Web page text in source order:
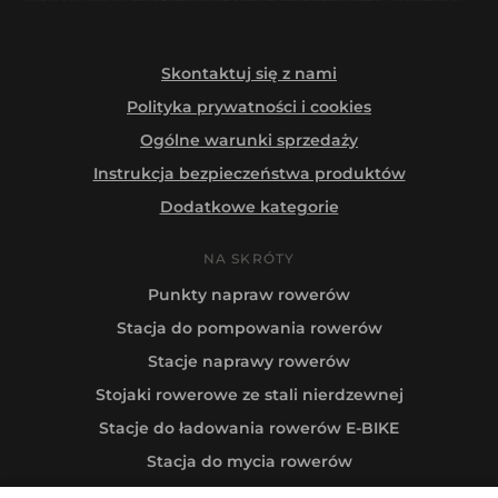
Skontaktuj się z nami
Polityka prywatności i cookies
Ogólne warunki sprzedaży
Instrukcja bezpieczeństwa produktów
Dodatkowe kategorie
NA SKRÓTY
Punkty napraw rowerów
Stacja do pompowania rowerów
Stacje naprawy rowerów
Stojaki rowerowe ze stali nierdzewnej
Stacje do ładowania rowerów E-BIKE
Stacja do mycia rowerów